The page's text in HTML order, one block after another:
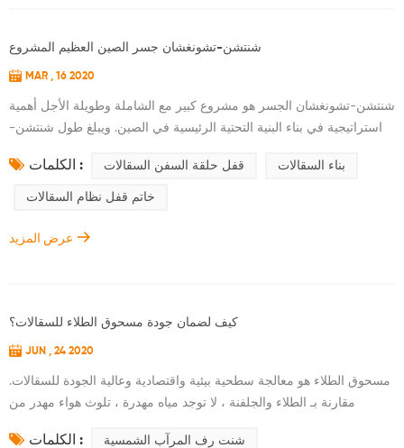
شنتشن-تشونغشان جسر الصين العظيم المشروع
MAR , 16 2020
شنتشن-تشونغشان الجسر هو مشروع كبير مع الشاملة وطويلة الأجل أهمية
استراتيجية في بناء البنية التحتية الرئيسية في الصين. ويبلغ طول شنتشن-
الجزيرة, نفق تحت الأرض الربط" الكتلة المشروع. من أهم مشاريع النقل
التي يحددها الوطنية "الخطة الخمسية الثالثة عشرة" و "خطة دلتا التخطيط
الكلمات : قفل حلقة السفن السقالات بناء السقالات
خاتم قفل نظام السقالات
عرض المزيد
كيف لضمان جودة مسحوق الطلاء للسقالات؟
JUN , 24 2020
مسحوق الطلاء هو معالجة سطحية بيئية واقتصادية وعالية الجودة للسقالات.
مقارنة بـ الطلاء والجلفنة ، لا توجد مياه مهدرة ، تلوث هواء مهدر من
الكلمات : شنت رف المرآب الشمسية